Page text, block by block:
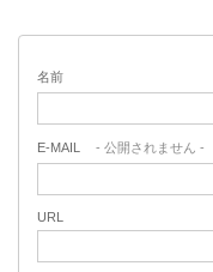
名前
E-MAIL - 公開されません -
URL